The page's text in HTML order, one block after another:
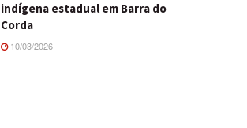
indígena estadual em Barra do
Corda
10/03/2026